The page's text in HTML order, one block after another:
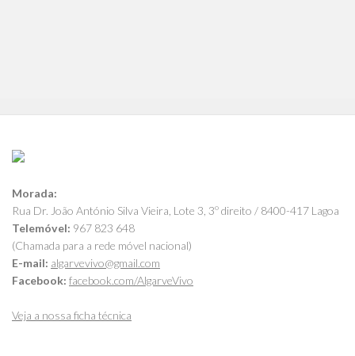
Morada:
Rua Dr. João António Silva Vieira, Lote 3, 3º direito / 8400-417 Lagoa
Telemóvel: 967 823 648
(Chamada para a rede móvel nacional)
E-mail: algarvevivo@gmail.com
Facebook: facebook.com/AlgarveVivo
Veja a nossa ficha técnica